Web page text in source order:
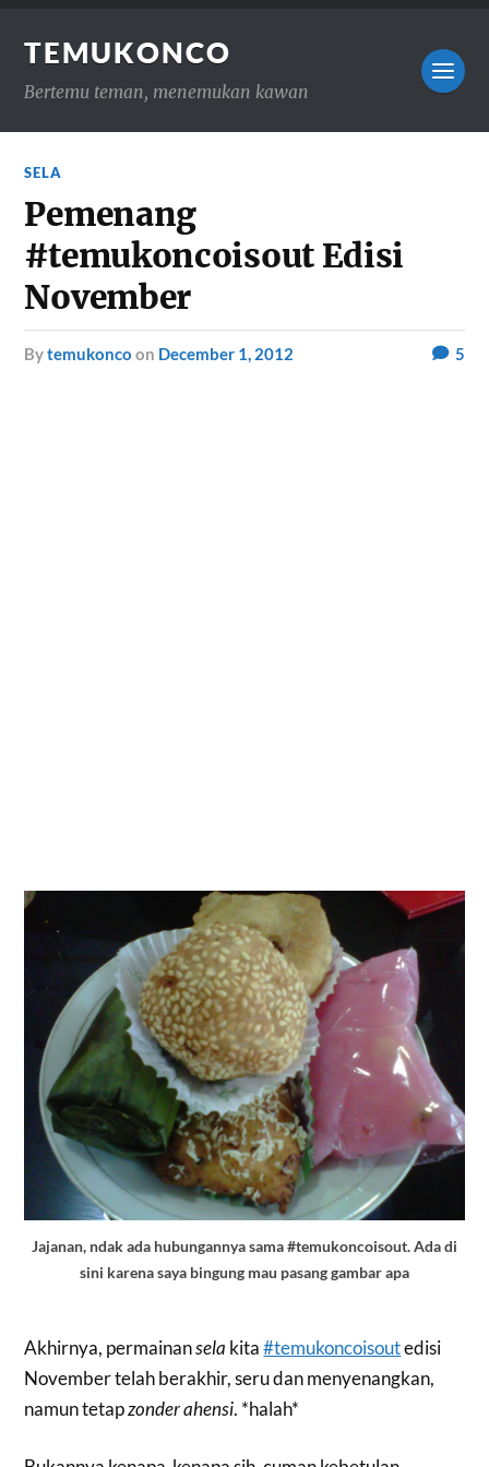
TEMUKONCO
Bertemu teman, menemukan kawan
SELA
Pemenang
#temukoncoisout Edisi
November
bytemukonco on December 1, 2012 5
Jajanan, ndak ada hubungannya sama #temukoncoisout. Ada di
sini karena saya bingung mau pasang gambar apa
Akhirnya, permainansela kita#temukoncoisoutedisi
November telah berakhir, seru dan menyenangkan,
namun tetapzonder ahensi. *halah*